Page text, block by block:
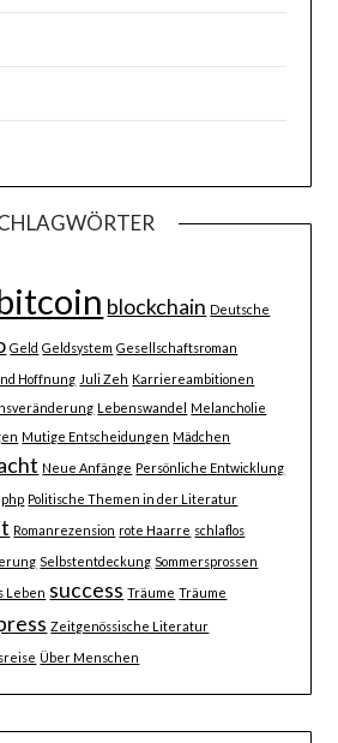
blockchain Deutsche
Geld Geldsystem Gesellschaftsroman
Hoffnung Juli Zeh Karriereambitionen
Lebenswandel Melancholie
Mutige Entscheidungen Mädchen
Neue Anfänge Persönliche Entwicklung
php Politische Themen in der Literatur
Romanrezension rote Haarre schlaflos
Selbstentdeckung Sommersprossen
Leben success Träume Träume
Zeitgenössische Literatur
Über Menschen